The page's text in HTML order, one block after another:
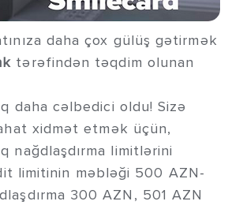
daha çox gülüş gətirmək
tərəfindən təqdim olunan
daha cəlbedici oldu! Sizə
xidmət etmək üçün,
nağdlaşdırma limitlərini
limitinin məbləği 500 AZN-
300 AZN, 501 AZN